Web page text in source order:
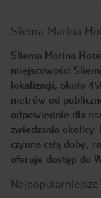
Sliema Marina
Sliema Marina
miejscowości
lokalizacji, około
metrów od
odpowiednie dla
zwiedzania okolicy.
czynna całą dobę,
oferuje dostęp do